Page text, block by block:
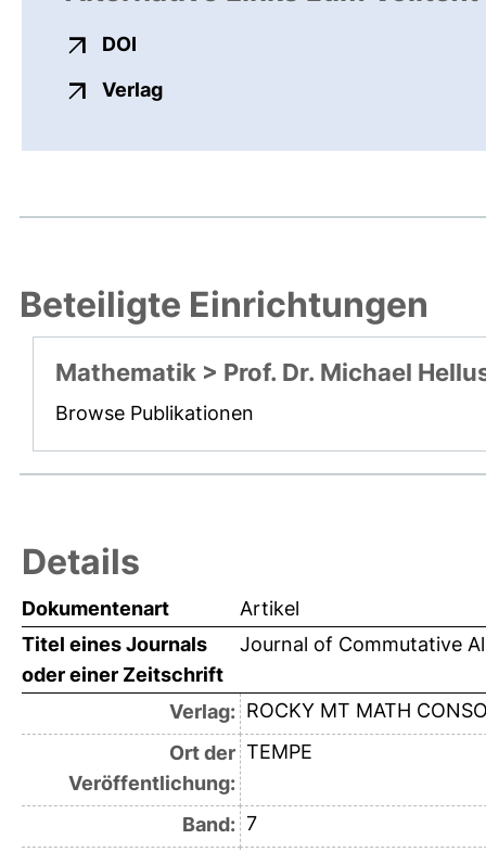
DOI
Verlagexterner Link, öffnet neues
Beteiligte Einrichtungen
Mathematik > Prof. Dr. Michael
Browse Publikationen
Details
Dokumentenart
Artikel
Titel eines Journals
oder einer Zeitschrift
Journal of Commutative
Verlag: ROCKY MT MATH
Ort der
Veröffentlichung:
TEMPE
Band: 7